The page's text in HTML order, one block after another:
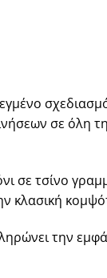
σχεδιασμό
σε όλη τη
σε τσίνο
κλασική
την